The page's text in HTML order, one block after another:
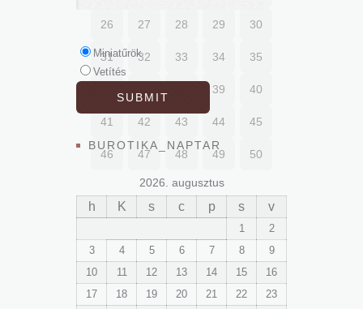
26 27 28 29 30
31 32 33 34 35
39 40
41 42 43 44 45
46 47 48 49 50
Miniatűrök
Vetítés
BUROTIKA_NAPTAR
2026. augusztus
h K s c p s v
1
2
3
4 5 6 7 8
9
10
11 12 13 14 15
16
17
18 19 20 21 22
23